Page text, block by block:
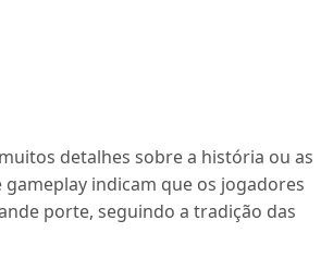
detalhes sobre a história ou as
indicam que os jogadores
porte, seguindo a tradição das